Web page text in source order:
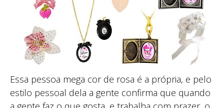
Essa pessoa mega cor de rosa é a própria, e pelo
estilo pessoal dela a gente confirma que quando